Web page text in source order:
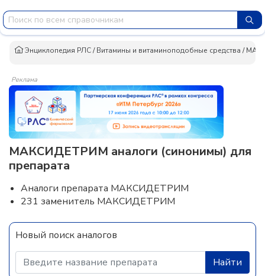
Энциклопедия РЛС/Витамины и витаминоподобные средства /
Реклама
МАКСИДЕТРИМ аналоги (синонимы) для
препарата
Аналоги препарата МАКСИДЕТРИМ
231 заменитель МАКСИДЕТРИМ
Новый поиск аналогов
Найти